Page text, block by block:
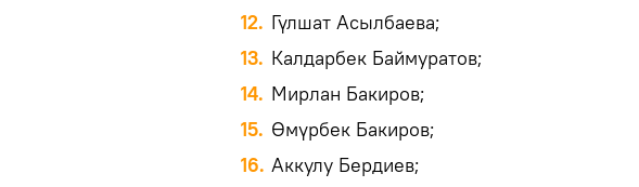
Гүлшат Асылбаева;
Калдарбек Баймуратов;
Мирлан Бакиров;
Өмүрбек Бакиров;
Аккулу Бердиев;